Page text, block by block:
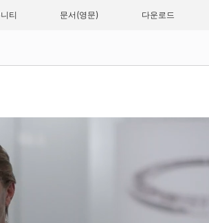
티 문서 다운로드